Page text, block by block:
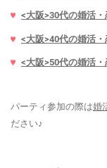
<大阪>30代の婚活
<大阪>40代の婚活
<大阪>50代の婚活
パーティ参加の際は婚
ださい♪